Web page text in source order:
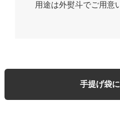
用途は外熨斗でご用意
手提げ袋